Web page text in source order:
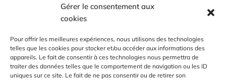
Gérer le consentement aux
cookies
Pour offrir les meilleures expériences, nous utilisons des technologies
telles que les cookies pour stocker et/ou accéder aux informations des
appareils. Le fait de consentir à ces technologies nous permettra de
traiter des données telles que le comportement de navigation ou les ID
uniques sur ce site. Le fait de ne pas consentir ou de retirer son